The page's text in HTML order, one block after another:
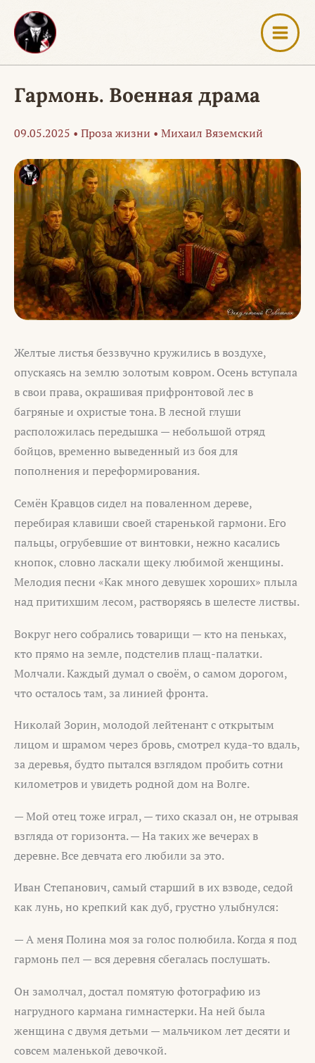
Перейти
содержимому
Гармонь. Военная драма
09.05.2025 • Проза жизни • Михаил Вяземский
Желтые листья беззвучно кружились в воздухе,
опускаясь на землю золотым ковром. Осень вступала
в свои права, окрашивая прифронтовой лес в
багряные и охристые тона. В лесной глуши
расположилась передышка — небольшой отряд
бойцов, временно выведенный из боя для
пополнения и переформирования.
Семён Кравцов сидел на поваленном дереве,
перебирая клавиши своей старенькой гармони. Его
пальцы, огрубевшие от винтовки, нежно касались
кнопок, словно ласкали щеку любимой женщины.
Мелодия песни «Как много девушек хороших» плыла
над притихшим лесом, растворяясь в шелесте листвы.
Вокруг него собрались товарищи — кто на пеньках,
кто прямо на земле, подстелив плащ-палатки.
Молчали. Каждый думал о своём, о самом дорогом,
что осталось там, за линией фронта.
Николай Зорин, молодой лейтенант с открытым
лицом и шрамом через бровь, смотрел куда-то вдаль,
за деревья, будто пытался взглядом пробить сотни
километров и увидеть родной дом на Волге.
— Мой отец тоже играл, — тихо сказал он, не отрывая
взгляда от горизонта. — На таких же вечерах в
деревне. Все девчата его любили за это.
Иван Степанович, самый старший в их взводе, седой
как лунь, но крепкий как дуб, грустно улыбнулся:
— А меня Полина моя за голос полюбила. Когда я под
гармонь пел — вся деревня сбегалась послушать.
Он замолчал, достал помятую фотографию из
нагрудного кармана гимнастерки. На ней была
женщина с двумя детьми — мальчиком лет десяти и
совсем маленькой девочкой.